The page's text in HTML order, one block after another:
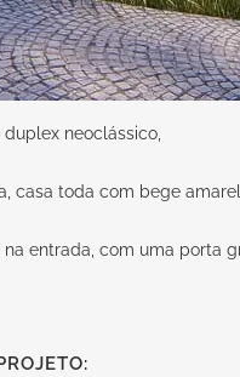
neoclássico,
casa toda com bege
entrada, com uma porta